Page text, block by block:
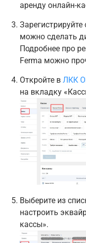
аренду онлайн-
можно сделать
Подробнее про
Ferma можно
Откройте в ЛКК
на вкладку
Выберите из
настроить
кассы».